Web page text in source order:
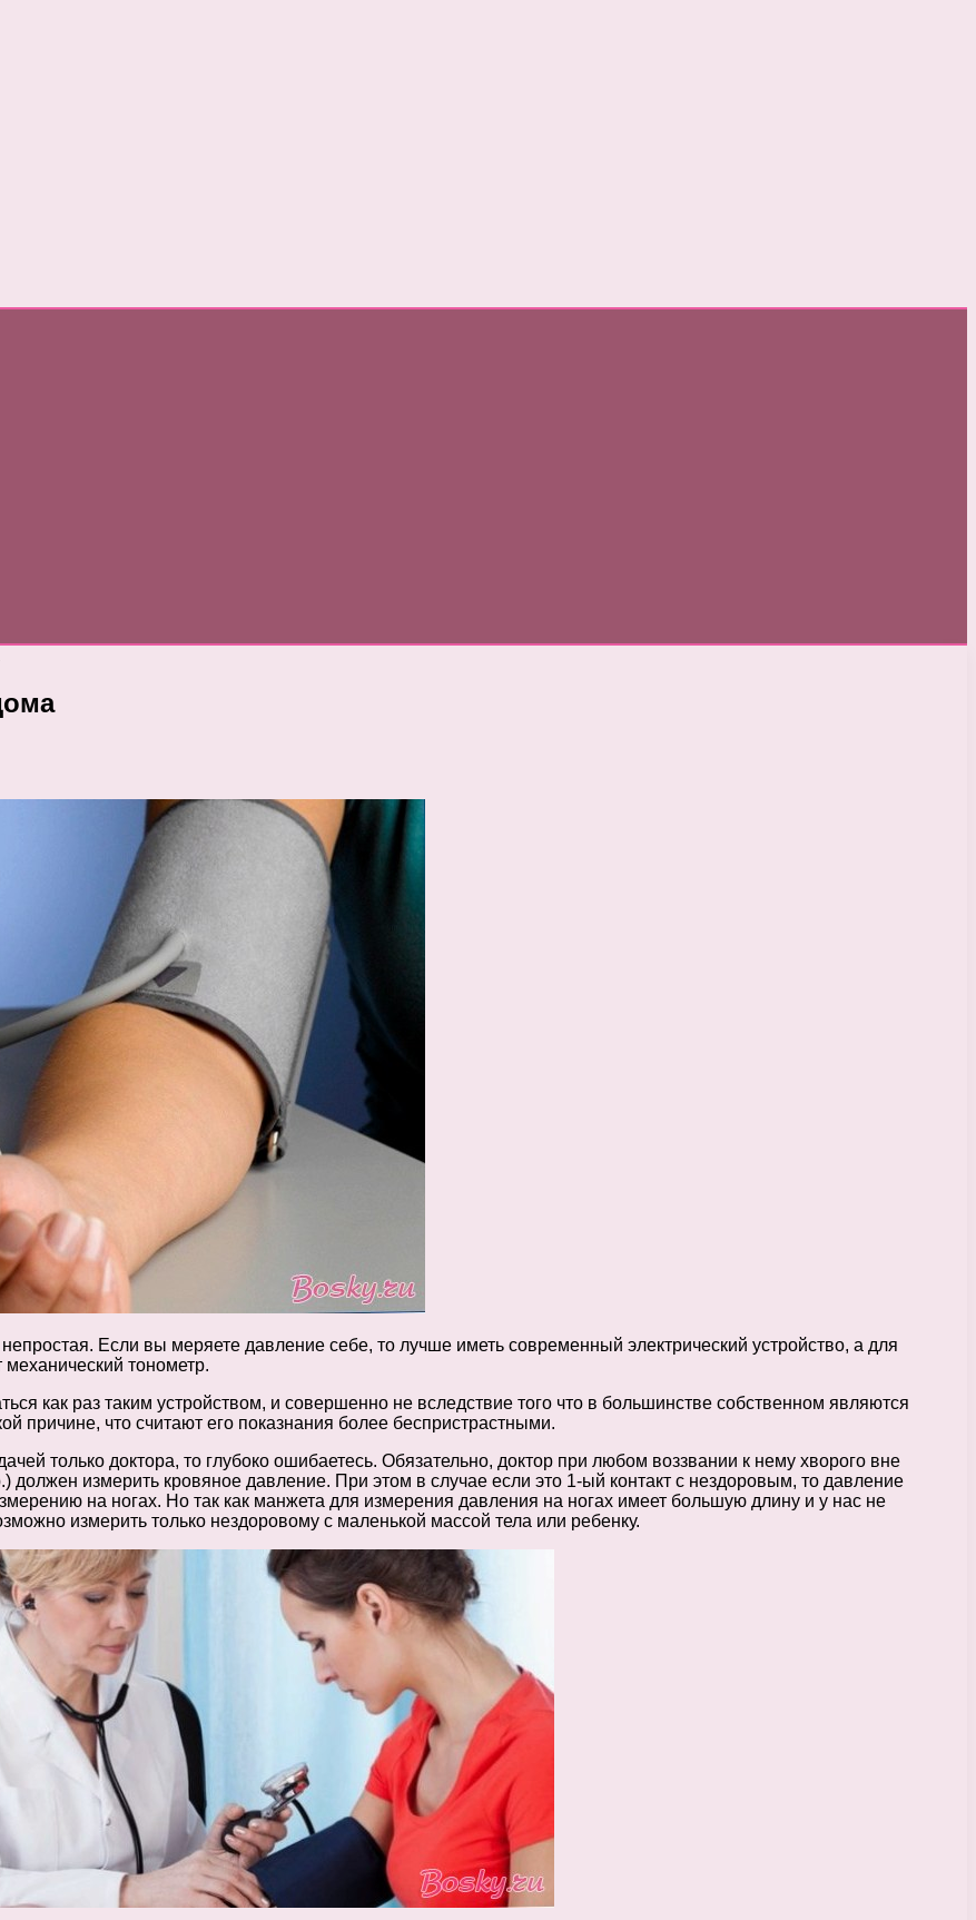
Если вы меряете давление себе, то лучше иметь современный электрический устройство, а для
тонометр.
как раз таким устройством, и совершенно не вследствие того что в большинстве собственном являются
причине, что считают его показнания более беспристрастными.
только доктора, то глубоко ошибаетесь. Обязательно, доктор при любом воззвании к нему хворого вне
должен измерить кровяное давление. При этом в случае если это 1-ый контакт с нездоровым, то давление
на ногах. Но так как манжета для измерения давления на ногах имеет большую длину и у нас не
измерить только нездоровому с маленькой массой тела или ребенку.